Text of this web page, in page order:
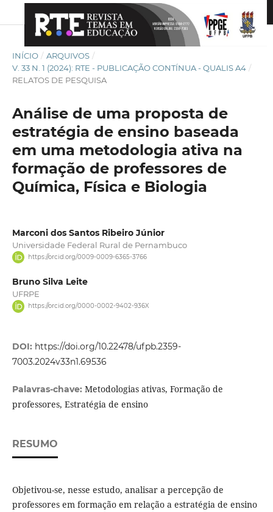
INÍCIO / ARQUIVOS /
V. 33 N. 1 (2024): RTE - PUBLICAÇÃO CONTÍNUA - QUALIS A4 /
RELATOS DE PESQUISA
Análise de uma proposta de
estratégia de ensino baseada
em uma metodologia ativa na
formação de professores de
Química, Física e Biologia
Marconi dos Santos Ribeiro Júnior
Universidade Federal Rural de Pernambuco
https://orcid.org/0009-0009-6365-3766
Bruno Silva Leite
UFRPE
https://orcid.org/0000-0002-9402-936X
DOI: https://doi.org/10.22478/ufpb.2359-
7003.2024v33n1.69536
Palavras-chave: Metodologias ativas, Formação de
professores, Estratégia de ensino
RESUMO
Objetivou-se, nesse estudo, analisar a percepção de
professores em formação em relação a estratégia de ensino